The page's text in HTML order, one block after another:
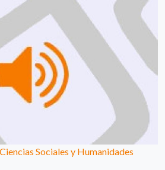
Sociales y Humanidades